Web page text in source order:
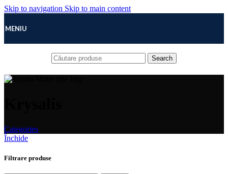
Skip to navigation Skip to main content
MENIU
Search
Categories
Închide
Filtrare produse